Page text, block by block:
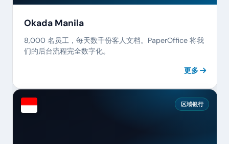
Okada Manila
8,000 名员工，每天数千份客人文档。PaperOffice 将我
们的后台流程完全数字化。
更多
区域银行